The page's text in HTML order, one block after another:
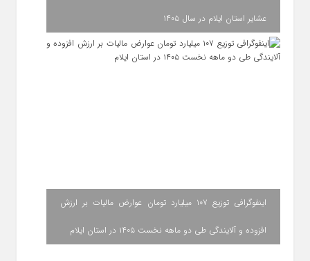
عشایر استان ایلام در سال ۱۴۰۵
اینفوگرافی توزیع ۱۰۷ میلیارد تومان عوارض مالیات بر ارزش
افزوده و آلایندگی طی دو ماهه نخست ۱۴۰۵ در استان ایلام